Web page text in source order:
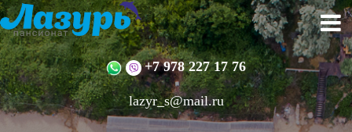
+7 978 227 17 76
lazyr_s@mail.ru